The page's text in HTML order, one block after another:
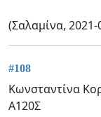
(Σαλαμίνα, 2021-
#108
Κωνσταντίνα
Α120Σ